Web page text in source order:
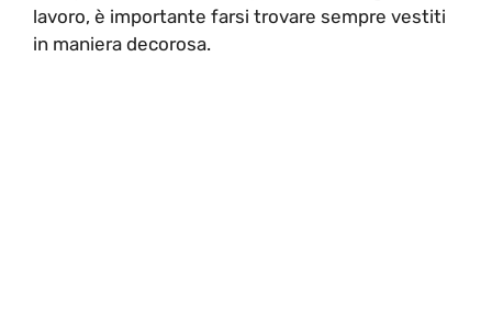
lavoro, è importante farsi trovare sempre vestiti
in maniera decorosa.